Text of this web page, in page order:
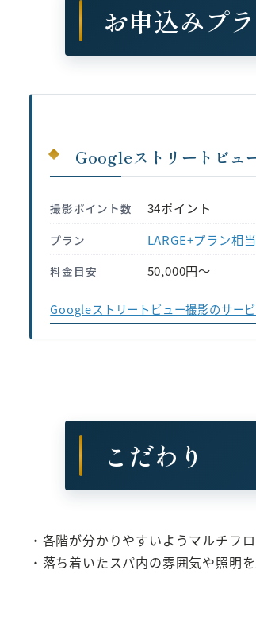
お申込みプ
Googleストリートビュ
撮影ポイント数 34ポイント
プラン LARGE+プラン相当
料金目安 50,000円〜
Googleストリートビュー撮影のサー
こだわり
・各階が分かりやすいようマルチフ
・落ち着いたスパ内の雰囲気や照明